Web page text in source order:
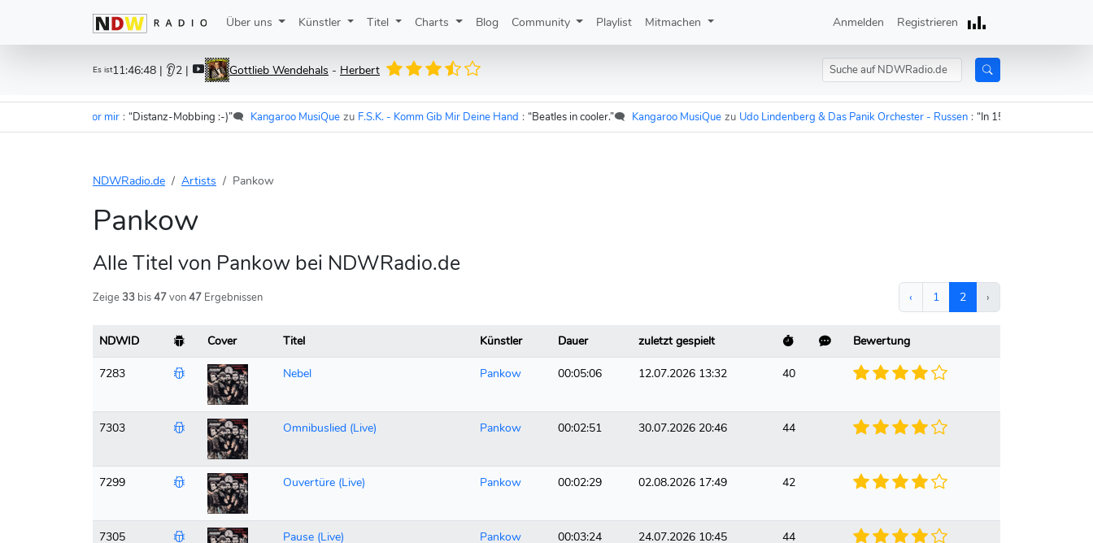
Über uns Künstler Titel Charts Blog Community Playlist Mitmachen Anmelden Registrieren
Es ist11:46:48 | 👂2 | Gottlieb Wendehals - Herbert
“Distanz-Mobbing :-)”🗨️ Kangaroo MusiQue zu F.S.K. - Komm Gib Mir Deine Hand : “Beatles in cooler.”🗨️ Kangaroo MusiQue zu Udo Lindenberg & Das Panik Orchester - Russen : “In 15 Minuten sind die Russen
NDWRadio.de Artists Pankow
Pankow
Alle Titel von Pankow bei NDWRadio.de
Zeige33 bis47von47 Ergebnissen ‹ 1 2 ›
NDWID Cover Titel Künstler Dauer zuletzt gespielt
Bewertung
7283
Nebel Pankow 00:05:06 12.07.2026 13:32 40
7303 Omnibuslied (Live) Pankow 00:02:51 30.07.2026 20:46 44
7299 Ouvertüre (Live) Pankow 00:02:29 02.08.2026 17:49 42
7305 Pause (Live) Pankow 00:03:24 24.07.2026 10:45 44